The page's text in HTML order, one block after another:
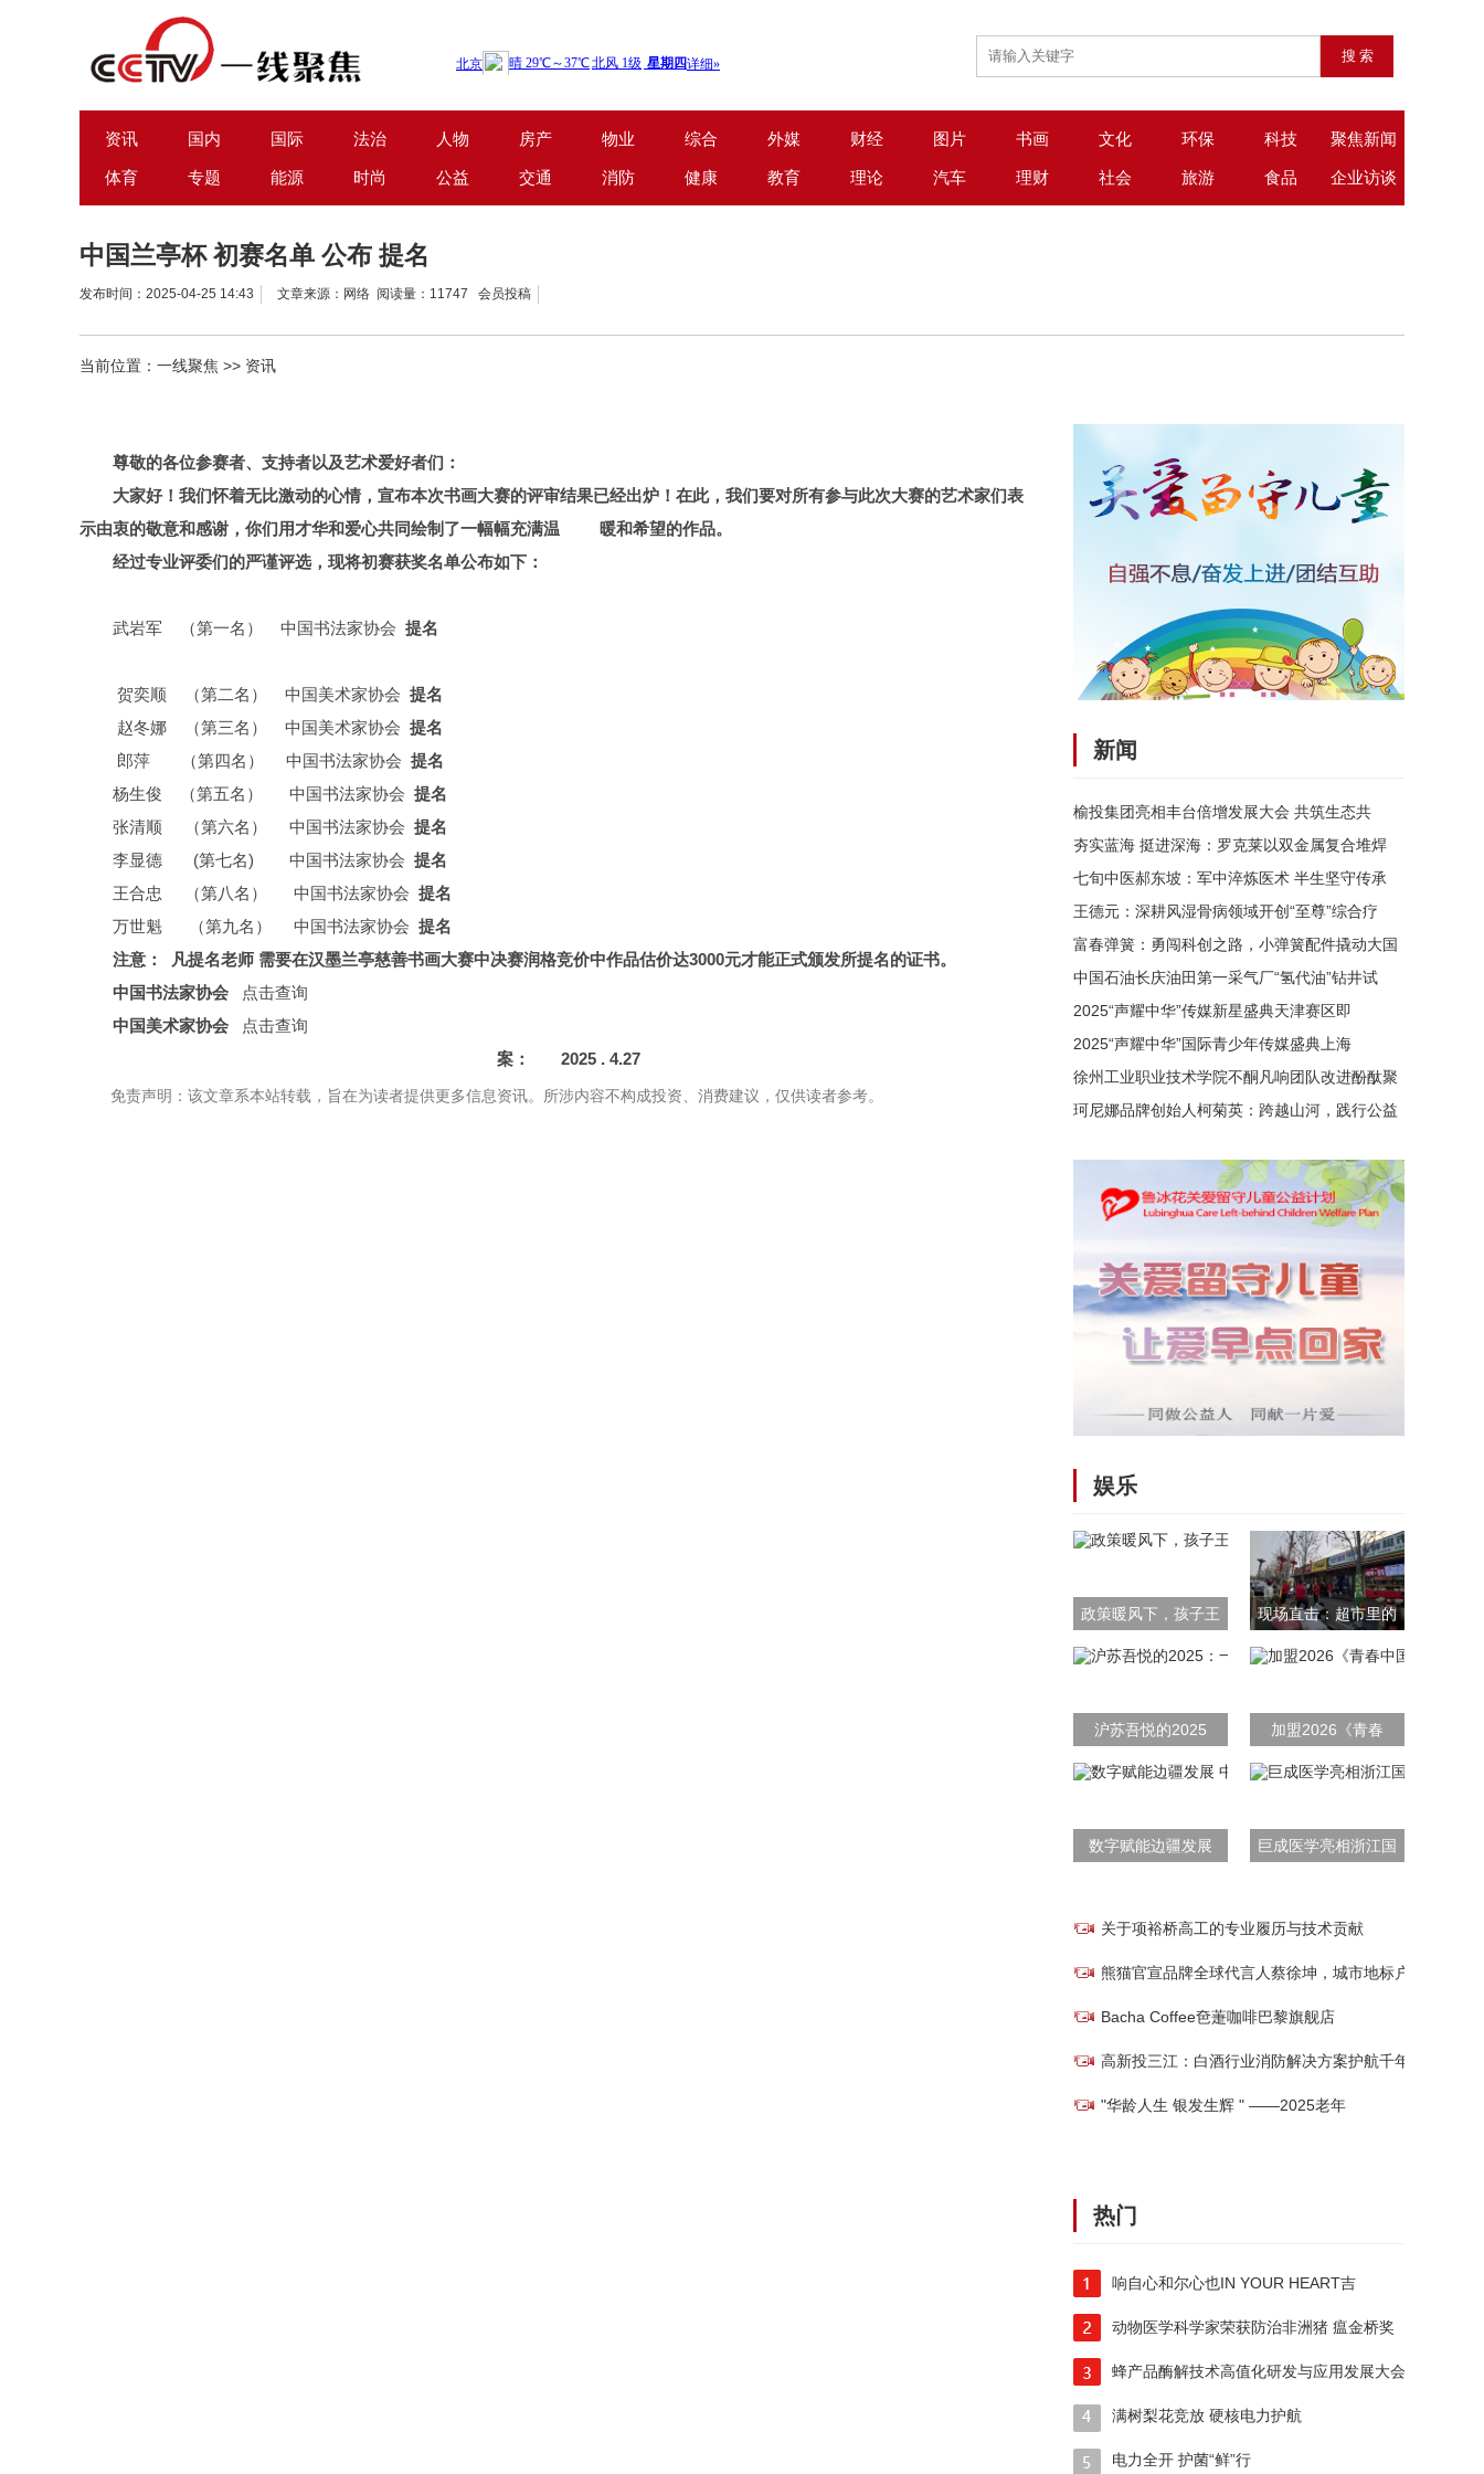
资讯 国内 国际 法治 人物 房产 物业 综合 外媒 财经 图片 书画 文化 环保 科技 聚焦新闻
体育 专题 能源 时尚 公益 交通 消防 健康 教育 理论 汽车 理财 社会 旅游 食品 企业访谈
中国兰亭杯 初赛名单 公布 提名
发布时间：2025-04-25 14:43 文章来源：网络 阅读量：11747 会员投稿
当前位置： 一线聚焦 >> 资讯
尊敬的各位参赛者、支持者以及艺术爱好者们：
大家好！我们怀着无比激动的心情，宣布本次书画大赛的评审结果已经出炉！在此，我们要对所有参与此次大赛的艺术家们表
示由衷的敬意和感谢，你们用才华和爱心共同绘制了一幅幅充满温 暖和希望的作品。
经过专业评委们的严谨评选，现将初赛获奖名单公布如下：
武岩军 （第一名） 中国书法家协会 提名
贺奕顺 （第二名） 中国美术家协会 提名
赵冬娜 （第三名） 中国美术家协会 提名
郎萍 （第四名） 中国书法家协会 提名
杨生俊 （第五名） 中国书法家协会 提名
张清顺 （第六名） 中国书法家协会 提名
李显德 (第七名) 中国书法家协会 提名
王合忠 （第八名） 中国书法家协会 提名
万世魁 （第九名） 中国书法家协会 提名
注意： 凡提名老师 需要在汉墨兰亭慈善书画大赛中决赛润格竞价中作品估价达3000元才能正式颁发所提名的证书。
中国书法家协会 点击查询
中国美术家协会 点击查询
案： 2025 . 4.27
免责声明：该文章系本站转载，旨在为读者提供更多信息资讯。所涉内容不构成投资、消费建议，仅供读者参考。
新闻
榆投集团亮相丰台倍增发展大会 共筑生态共
夯实蓝海 挺进深海：罗克莱以双金属复合堆焊
七旬中医郝东坡：军中淬炼医术 半生坚守传承
王德元：深耕风湿骨病领域开创“至尊”综合疗
富春弹簧：勇闯科创之路，小弹簧配件撬动大国
中国石油长庆油田第一采气厂“氢代油”钻井试
2025“声耀中华”传媒新星盛典天津赛区即
2025“声耀中华”国际青少年传媒盛典上海
徐州工业职业技术学院不酮凡响团队改进酚酞聚
珂尼娜品牌创始人柯菊英：跨越山河，践行公益
娱乐
政策暖风下，孩子王 现场直击：超市里的
沪苏吾悦的2025 加盟2026《青春
数字赋能边疆发展 巨成医学亮相浙江国
关于项裕桥高工的专业履历与技术贡献
熊猫官宣品牌全球代言人蔡徐坤，城市地标户外
Bacha Coffee夿萐咖啡巴黎旗舰店
高新投三江：白酒行业消防解决方案护航千年酒
"华龄人生 银发生辉 " ——2025老年
热门
响自心和尔心也IN YOUR HEART吉
动物医学科学家荣获防治非洲猪 瘟金桥奖
蜂产品酶解技术高值化研发与应用发展大会在京
满树梨花竞放 硬核电力护航
电力全开 护菌“鲜”行